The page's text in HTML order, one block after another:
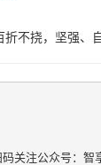
不挠，坚强、自
码关注公众号：智